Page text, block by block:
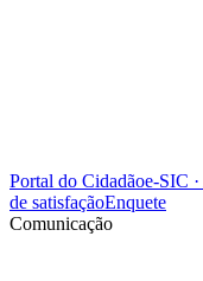
Portal do Cidadãoe-SIC
de satisfaçãoEnquete
Comunicação